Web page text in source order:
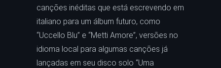
canções inéditas que está escrevendo em
italiano para um álbum futuro, como
“Uccello Blu” e “Metti Amore”, versões no
idioma local para algumas canções já
lançadas em seu disco solo “Uma